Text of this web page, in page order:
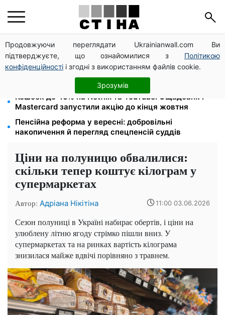
Продовжуючи переглядати Ukrainianwall.com Ви
підтверджуєте, що ознайомилися з Політикою
конфіденційності і згодні з використанням файлів cookie.
Зрозумів
Міст Метро частково перекриють 7-10 серпня:
водіям Києва радять планувати об'їзд
113 млрд грн заборгували українці за комуналку:
830 тисяч проваджень у реєстрі боржників
Кешбек до 40% на Netflix та YouTube: Ощадбанк і
Mastercard запустили акцію до кінця жовтня
Пенсійна реформа у вересні: добровільні
накопичення й перегляд спецпенсій суддів
Ціни на полуницю обвалилися:
скільки тепер коштує кілограм у
супермаркетах
Автор: Адріана Нікітіна 11:00 03.06.2026
Сезон полуниці в Україні набирає обертів, і ціни на
улюблену літню ягоду стрімко пішли вниз. У
супермаркетах та на ринках вартість кілограма
знизилася майже вдвічі порівняно з травнем.